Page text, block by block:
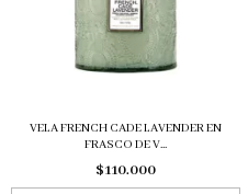
VELA FRENCH CADE LAVENDER EN
FRASCO DE V...
$110.000